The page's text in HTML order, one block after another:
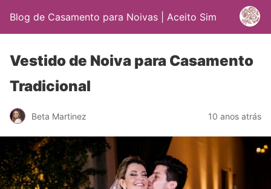
Blog de Casamento para Noivas | Aceito Sim
Vestido de Noiva para Casamento
Tradicional
Beta Martinez 10 anos atrás